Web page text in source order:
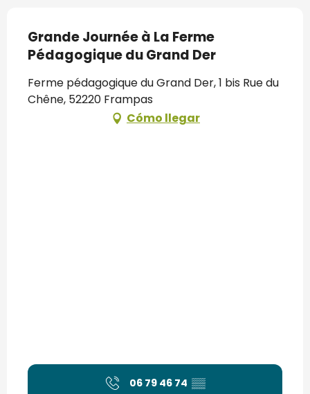
Grande Journée à La Ferme
Pédagogique du Grand Der
Ferme pédagogique du Grand Der, 1 bis Rue du
Chêne, 52220 Frampas
Cómo llegar
06 79 46 74 ▒▒